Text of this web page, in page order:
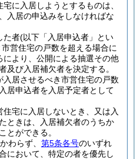
に入居しようとするものは、
入居の申込みをしなければな
た者(以下「入居申込者」とい
営住宅の戸数を超える場合に
より、公開による抽選その他
及び入居補欠者を決定する。
居させるべき市営住宅の戸数
居申込者を入居予定者として
宅に入居しないとき、又は入
ときは、入居補欠者のうちか
とができる。
わらず、 第5条各号のいずれ
において、特定の者を優先し